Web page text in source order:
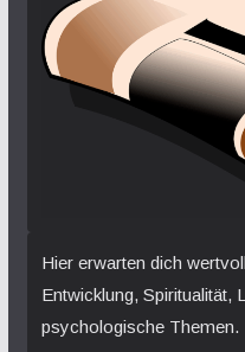
Hier erwarten dich
Entwicklung, Spiritualität,
psychologische Themen.